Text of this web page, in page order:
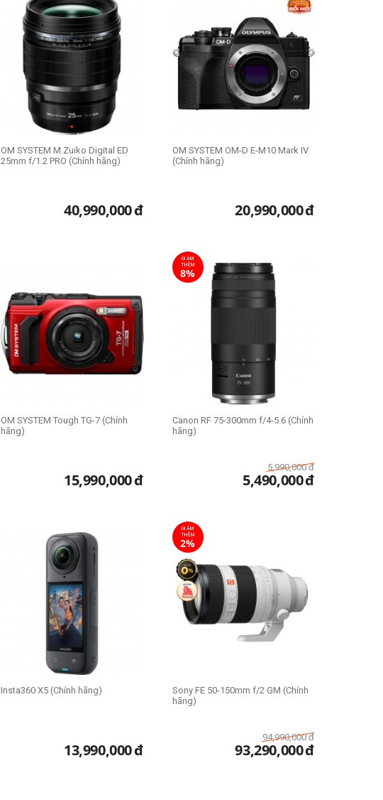
OM SYSTEM M.Zuiko Digital ED
25mm f/1.2 PRO (Chính hãng)
40,990,000đ
OM SYSTEM OM-D E-M10 Mark IV
(Chính hãng)
20,990,000đ
OM SYSTEM Tough TG-7 (Chính
hãng)
15,990,000đ
GIẢM
THÊM
8%
Canon RF 75-300mm f/4-5.6 (Chính
hãng)
5,990,000 đ
5,490,000đ
Insta360 X5 (Chính hãng)
13,990,000đ
GIẢM
THÊM
2%
Sony FE 50-150mm f/2 GM (Chính
hãng)
94,990,000 đ
93,290,000đ